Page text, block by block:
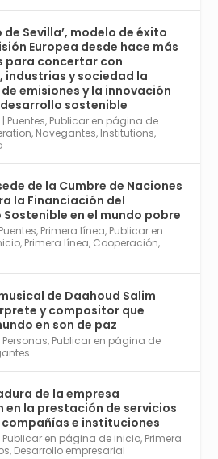
@worldsevilla ·
la empresa sevillana
en España en el uso de
BIM para digitalizar e
la arquitectura y la
Ver su dimensión
en el reportaje de
en @elCorreoWeb :
yfa2h55p
6 Twitter
@worldsevilla ·
si vives en Sevilla capital o
gratuito en Internet de las
Artificial y Smart Cities
el 2 de mayo. Dota de gran
Ver y enlace a inscripción:
yu5xhwjr
de Sevilla’, modelo de éxito
Europea desde hace más
para concertar con
industrias y sociedad la
emisiones y la innovación
sostenible
| Puentes, Publicar en página de
, Navegantes, Institutions,
de la Cumbre de Naciones
la Financiación del
en el mundo pobre
Puentes, Primera línea, Publicar en
, Primera línea, Cooperación,
de Daahoud Salim
y compositor que
en son de paz
Personas, Publicar en página de
de la empresa
en la prestación de servicios
e instituciones
Publicar en página de inicio, Primera
, Desarrollo empresarial